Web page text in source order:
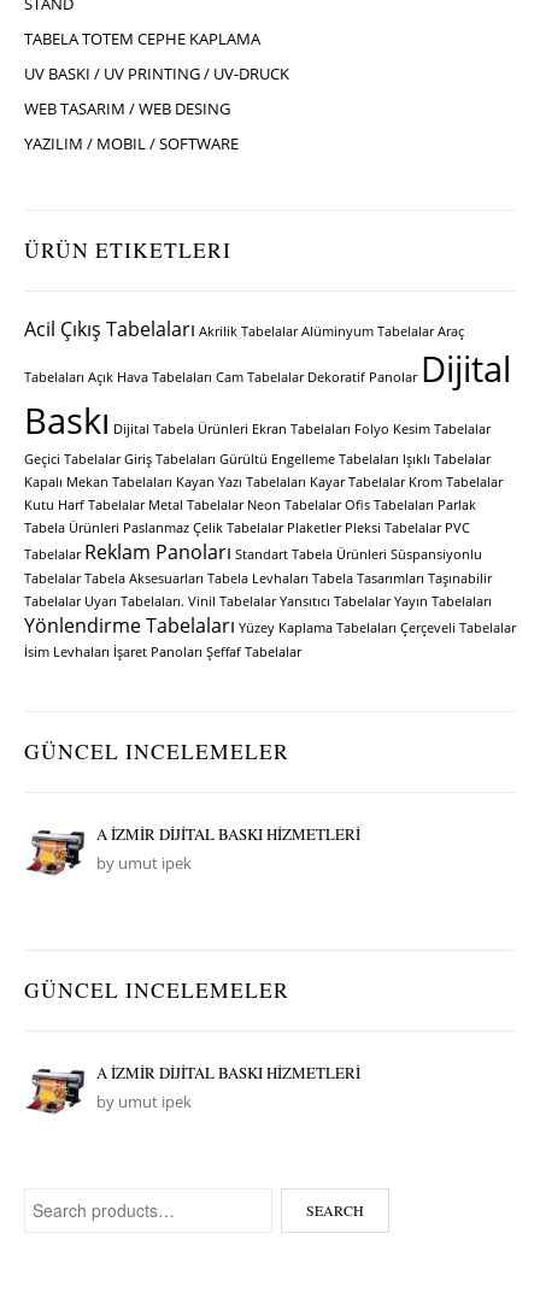
TABELA TOTEM CEPHE KAPLAMA
UV BASKI / UV PRINTING / UV-DRUCK
WEB TASARIM / WEB DESING
YAZILIM / MOBIL / SOFTWARE
ÜRÜN ETIKETLERI
Acil Çıkış Tabelaları Akrilik Tabelalar Alüminyum Tabelalar Araç
Tabelaları Açık Hava Tabelaları Cam Tabelalar Dekoratif Panolar Dijital
Baskı Dijital Tabela Ürünleri Ekran Tabelaları Folyo Kesim Tabelalar
Geçici Tabelalar Giriş Tabelaları Gürültü Engelleme Tabelaları Işıklı Tabelalar
Kapalı Mekan Tabelaları Kayan Yazı Tabelaları Kayar Tabelalar Krom Tabelalar
Kutu Harf Tabelalar Metal Tabelalar Neon Tabelalar Ofis Tabelaları Parlak
Tabela Ürünleri Paslanmaz Çelik Tabelalar Plaketler Pleksi Tabelalar PVC
Tabelalar Reklam Panoları Standart Tabela Ürünleri Süspansiyonlu
Tabelalar Tabela Aksesuarları Tabela Levhaları Tabela Tasarımları Taşınabilir
Tabelalar Uyarı Tabelaları. Vinil Tabelalar Yansıtıcı Tabelalar Yayın Tabelaları
Yönlendirme Tabelaları Yüzey Kaplama Tabelaları Çerçeveli Tabelalar
İsim Levhaları İşaret Panoları Şeffaf Tabelalar
GÜNCEL INCELEMELER
A İZMİR DİJİTAL BASKI HİZMETLERİ
by umut ipek
GÜNCEL INCELEMELER
A İZMİR DİJİTAL BASKI HİZMETLERİ
by umut ipek
Search for: SEARCH